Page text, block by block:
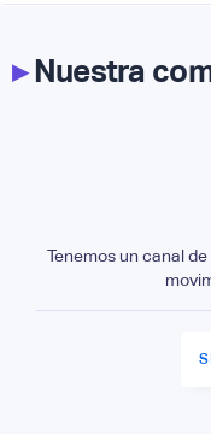
▸Nuestra
Tenemos un canal